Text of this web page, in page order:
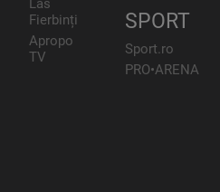
Las
Fierbinți
Apropo
TV
SPORT
Sport.ro
PRO•ARENA